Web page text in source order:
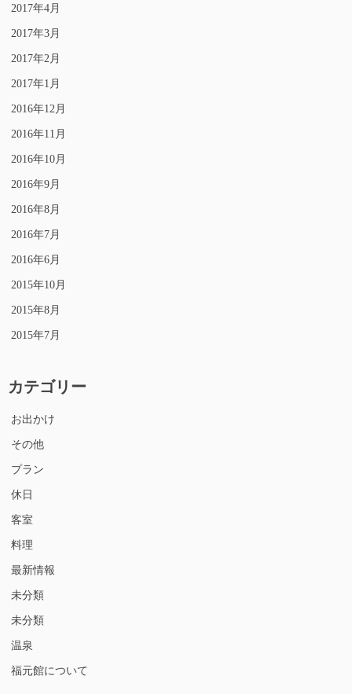
2017年4月
2017年3月
2017年2月
2017年1月
2016年12月
2016年11月
2016年10月
2016年9月
2016年8月
2016年7月
2016年6月
2015年10月
2015年8月
2015年7月
カテゴリー
お出かけ
その他
プラン
休日
客室
料理
最新情報
未分類
未分類
温泉
福元館について